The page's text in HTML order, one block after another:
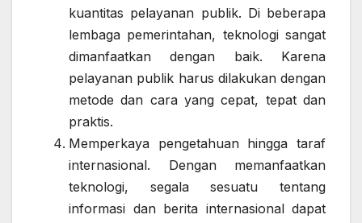
kuantitas pelayanan publik. Di beberapa
lembaga pemerintahan, teknologi sangat
dimanfaatkan dengan baik. Karena
pelayanan publik harus dilakukan dengan
metode dan cara yang cepat, tepat dan
praktis.
Memperkaya pengetahuan hingga taraf
internasional. Dengan memanfaatkan
teknologi, segala sesuatu tentang
informasi dan berita internasional dapat